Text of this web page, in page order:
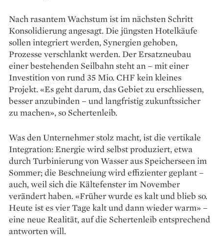
Nach rasantem Wachstum ist im ­nächsten Schritt
Konsolidierung angesagt. Die ­jüngsten Hotelkäufe
sollen integriert werden, Synergien gehoben,
Prozesse verschlankt werden. Der Ersatzneubau
einer bestehenden Seilbahn steht an – mit ­einer
Investition von rund 35 Mio. CHF kein ­kleines
Projekt. «Es geht darum, das Gebiet zu er­schliessen,
besser anzubinden – und langfristig zukunftssicher
zu machen», so Schertenleib.
Was den Unternehmer stolz macht, ist die vertikale
Integration: Energie wird selbst produziert, etwa
durch Turbinierung von Wasser aus Speicherseen im
Sommer; die Beschneiung wird effizienter geplant –
auch, weil sich die Kältefenster im November
verändert haben. «Früher wurde es kalt und blieb so.
Heute ist es vier Tage kalt und dann wieder warm» –
eine neue Realität, auf die Schertenleib entsprechend
antworten will.